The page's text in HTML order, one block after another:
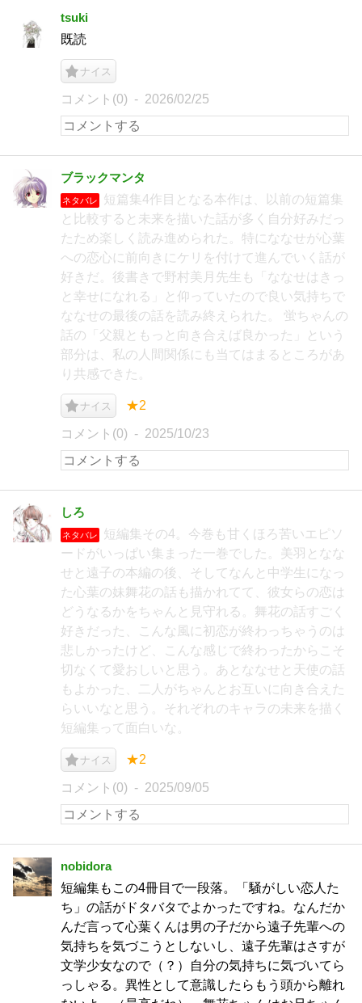
tsuki
既読
ナイス
コメント(0) 2026/02/25
ブラックマンタ
ネタバレ
短篇集4作目となる本作は、以前の短篇集
と比較すると未来を描いた話が多く自分好みだっ
たため楽しく読み進められた。特にななせが心葉
への恋心に前向きにケリを付けて進んでいく話が
好きだ。後書きで野村美月先生も「ななせはきっ
と幸せになれる」と仰っていたので良い気持ちで
ななせの最後の話を読み終えられた。 蛍ちゃんの
話の「父親ともっと向き合えば良かった」という
部分は、私の人間関係にも当てはまるところがあ
り共感できた。
ナイス ★2
コメント(0) 2025/10/23
しろ
ネタバレ
短編集その4。今巻も甘くほろ苦いエピソ
ードがいっぱい集まった一巻でした。美羽となな
せと遠子の本編の後、そしてなんと中学生になっ
た心葉の妹舞花の話も描かれてて、彼女らの恋は
どうなるかをちゃんと見守れる。舞花の話すごく
好きだった、こんな風に初恋が終わっちゃうのは
悲しかったけど、こんな感じで終わったからこそ
切なくて愛おしいと思う。あとななせと天使の話
もよかった、二人がちゃんとお互いに向き合えた
らいいなと思う。それぞれのキャラの未来を描く
短編集って面白いな。
ナイス ★2
コメント(0) 2025/09/05
nobidora
短編集もこの4冊目で一段落。「騒がしい恋人た
ち」の話がドタバタでよかったですね。なんだか
んだ言って心葉くんは男の子だから遠子先輩への
気持ちを気づこうとしないし、遠子先輩はさすが
文学少女なので（？）自分の気持ちに気づいてら
っしゃる。異性として意識したらもう頭から離れ